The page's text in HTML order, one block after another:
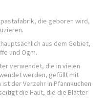
die geboren wird,
aus dem Gebiet,
und Ogm.
verwendet, die in vielen
werden, gefüllt mit
der Verzehr in Pfannkuchen
die Haut, die die Blätter